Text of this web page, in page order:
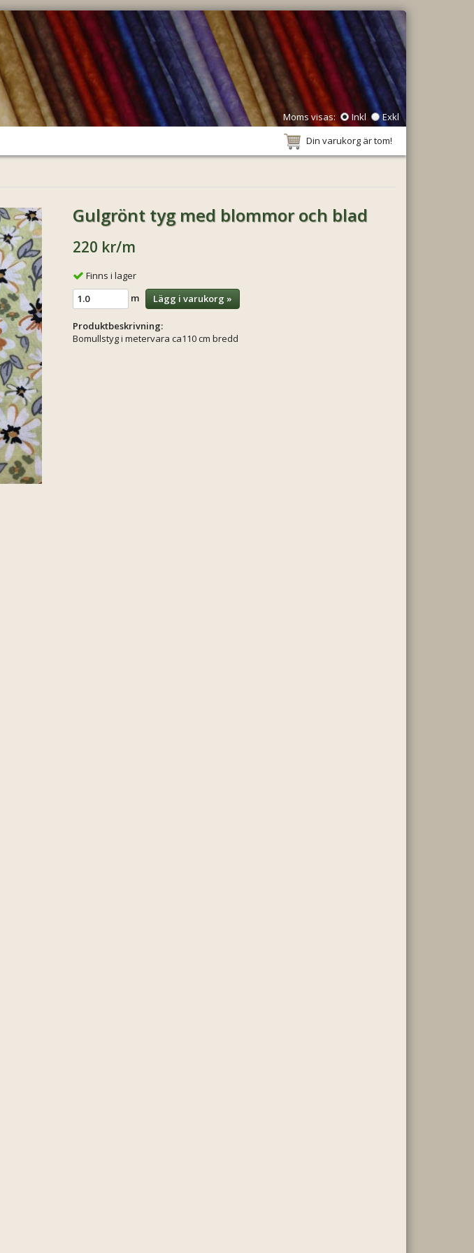
Moms visas: Inkl
Exkl
Din varukorg är tom!
Gulgrönt tyg med blommor och blad
220 kr/m
Finns i lager
m
Lägg i varukorg »
Produktbeskrivning:
Bomullstyg i metervara ca110 cm bredd